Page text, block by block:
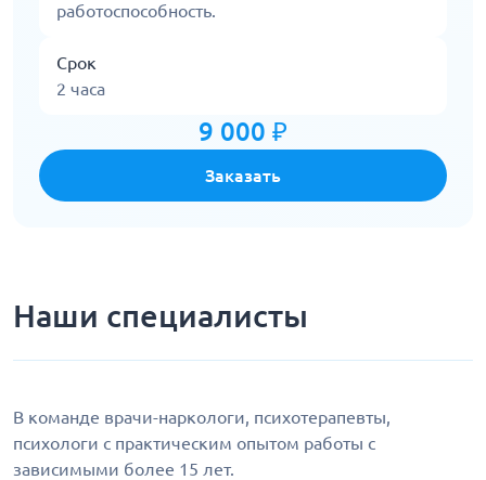
работоспособность.
Срок
2 часа
9 000 ₽
Заказать
Наши специалисты
В команде врачи-наркологи, психотерапевты,
психологи с практическим опытом работы с
зависимыми более 15 лет.